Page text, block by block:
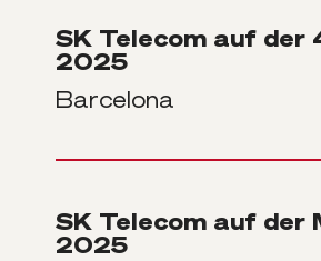
SK Telecom auf der
2025
Barcelona
SK Telecom auf der
2025